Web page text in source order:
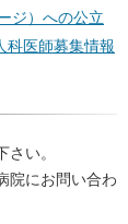
ジ）への公立
科医師募集情報
い。
院にお問い合わ